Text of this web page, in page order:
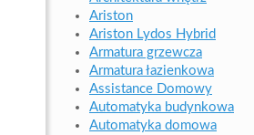
Ariston
Ariston Lydos Hybrid
Armatura grzewcza
Armatura łazienkowa
Assistance Domowy
Automatyka budynkowa
Automatyka domowa